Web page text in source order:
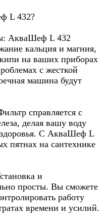
L 432?
АкваШеф L 432
кальция и магния,
на ваших приборах
с жесткой
машина будут
справляется с
делая вашу воду
здоровья. С АкваШеф L
пятнах на сантехнике
и
просты. Вы сможете
работу
времени и усилий.